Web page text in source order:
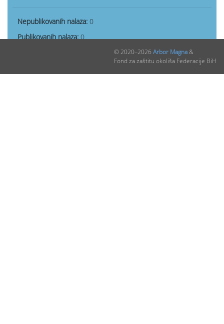
Nepublikovanih nalaza: 0
Publikovanih nalaza:0
© 2020–2026 Arbor Magna&
Fond za zaštitu okoliša Federacije BiH